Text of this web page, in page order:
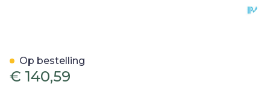
€ 140,59
Op bestelling